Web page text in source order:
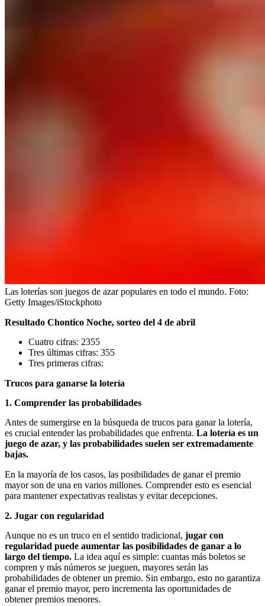
Las loterías son juegos de azar populares en todo el mundo. Foto:
Getty Images/iStockphoto
Resultado Chontico Noche, sorteo del 4 de abril
Cuatro cifras: 2355
Tres últimas cifras: 355
Tres primeras cifras:
Trucos para ganarse la lotería
1. Comprender las probabilidades
Antes de sumergirse en la búsqueda de trucos para ganar la lotería,
es crucial entender las probabilidades que enfrenta. La lotería es un
juego de azar, y las probabilidades suelen ser extremadamente
bajas.
En la mayoría de los casos, las posibilidades de ganar el premio
mayor son de una en varios millones. Comprender esto es esencial
para mantener expectativas realistas y evitar decepciones.
2. Jugar con regularidad
Aunque no es un truco en el sentido tradicional, jugar con
regularidad puede aumentar las posibilidades de ganar a lo
largo del tiempo. La idea aquí es simple: cuantas más boletos se
compren y más números se jueguen, mayores serán las
probabilidades de obtener un premio. Sin embargo, esto no garantiza
ganar el premio mayor, pero incrementa las oportunidades de
obtener premios menores.